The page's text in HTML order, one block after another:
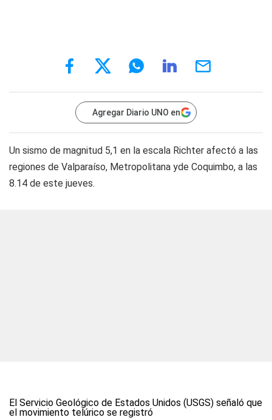
Agregar Diario UNO en
Un sismo de magnitud 5,1 en la escala Richter afectó a las
regiones de Valparaíso, Metropolitana yde Coquimbo, a las
8.14 de este jueves.
El Servicio Geológico de Estados Unidos (USGS) señaló que
el movimiento telúrico se registró